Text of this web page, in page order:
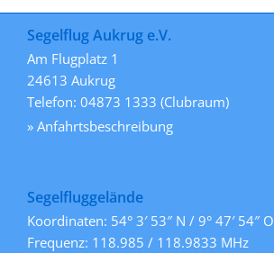
Segelflug Aukrug e.V.
Am Flugplatz 1
24613 Aukrug
Telefon: 04873 1333 (Clubraum)
» Anfahrtsbeschreibung
Segelfluggelände
Koordinaten: 54° 3′ 53″ N / 9° 47′ 54″ O
Frequenz: 118.985 / 118.9833 MHz